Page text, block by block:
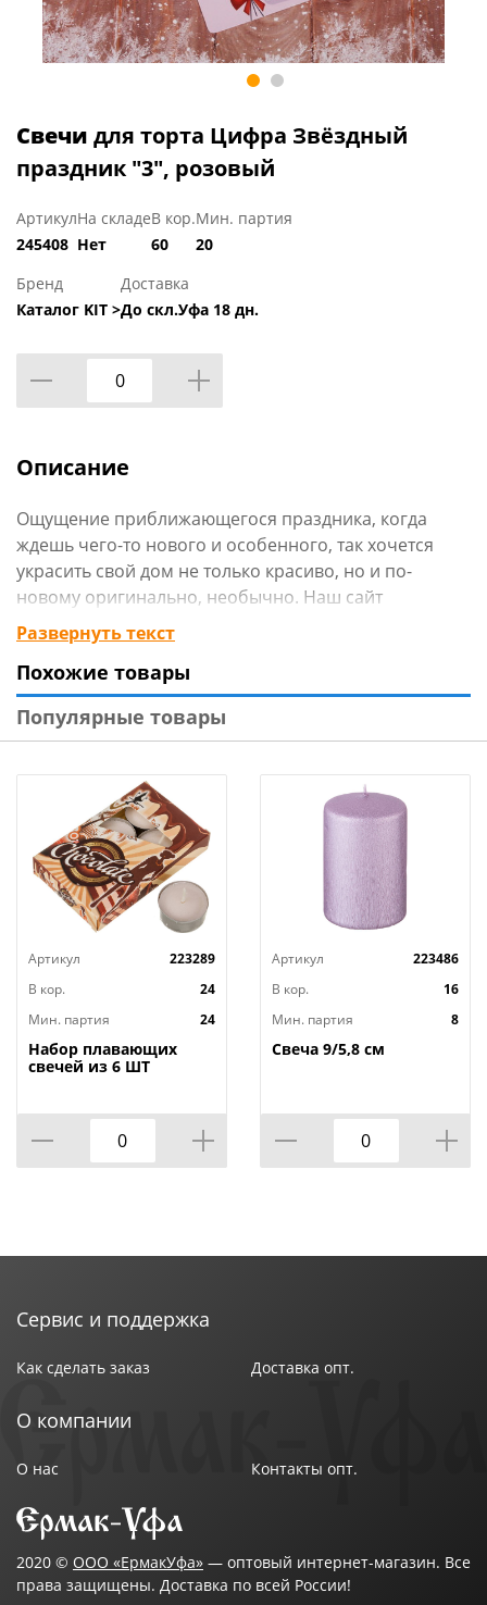
Свечи для торта Цифра Звёздный
праздник "3", розовый
Артикул
245408
На складе
Нет
В кор.
60
Мин. партия
20
Бренд
Каталог KIT >
Доставка
До скл.Уфа 18 дн.
Описание
Ощущение приближающегося праздника, когда
ждешь чего-то нового и особенного, так хочется
украсить свой дом не только красиво, но и по-
новому оригинально, необычно. Наш сайт
www.rcvostok.ru может предложить огромный
выбор украшений для организации праздников:
небесные фонари и летящие желания,
банты, различные медали, фигуры, шары и
растяжки, а также свечи в торт по самым низким
нужно именно Вам.
Развернуть текст
Похожие товары
Популярные товары
Артикул
223289
В кор.
24
Мин. партия
24
Набор плавающих
свечей из 6 ШТ
Артикул
223486
В кор.
16
Мин. партия
8
Свеча 9/5,8 см
Сервис и поддержка
Как сделать заказ Доставка опт.
О компании
О нас Контакты опт.
2020 © ООО «ЕрмакУфа» — оптовый интернет-магазин. Все
права защищены. Доставка по всей России!